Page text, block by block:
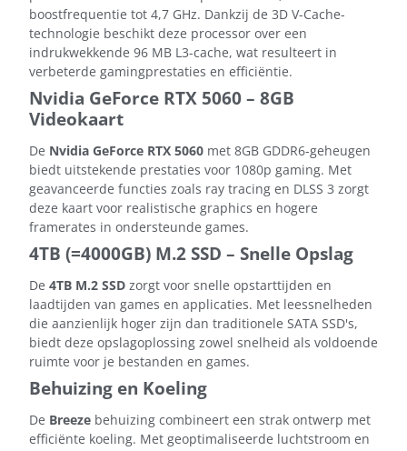
boostfrequentie tot 4,7 GHz. Dankzij de 3D V-Cache-
technologie beschikt deze processor over een
indrukwekkende 96 MB L3-cache, wat resulteert in
verbeterde gamingprestaties en efficiëntie.
Nvidia GeForce RTX 5060 – 8GB
Videokaart
De Nvidia GeForce RTX 5060 met 8GB GDDR6-geheugen
biedt uitstekende prestaties voor 1080p gaming. Met
geavanceerde functies zoals ray tracing en DLSS 3 zorgt
deze kaart voor realistische graphics en hogere
framerates in ondersteunde games.
4TB (=4000GB) M.2 SSD – Snelle Opslag
De 4TB M.2 SSD zorgt voor snelle opstarttijden en
laadtijden van games en applicaties. Met leessnelheden
die aanzienlijk hoger zijn dan traditionele SATA SSD's,
biedt deze opslagoplossing zowel snelheid als voldoende
ruimte voor je bestanden en games.
Behuizing en Koeling
De Breeze behuizing combineert een strak ontwerp met
efficiënte koeling. Met geoptimaliseerde luchtstroom en